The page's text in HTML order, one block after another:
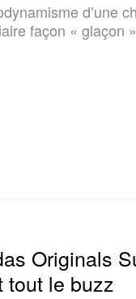
d’une
façon « glaçon
Originals
tout le buzz